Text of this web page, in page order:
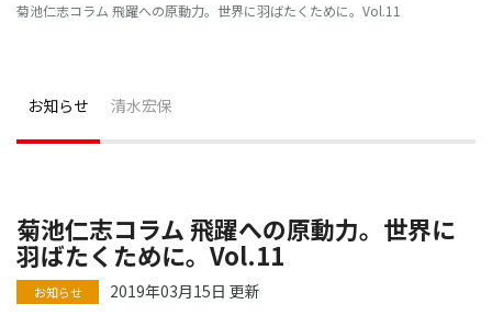
菊池仁志コラム 飛躍への原動力。世界に羽ばたくために。Vol.11
お知らせ 清水宏保
菊池仁志コラム 飛躍への原動力。世界に
羽ばたくために。Vol.11
2019年03月15日 更新